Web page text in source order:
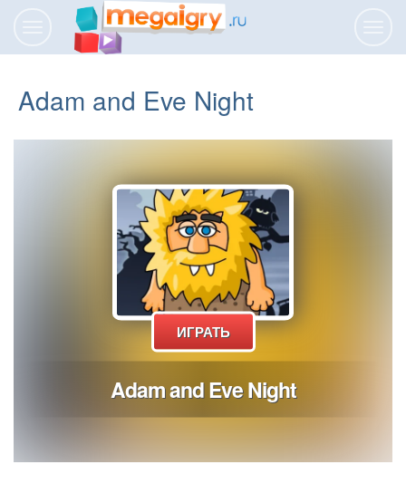
Переключить
навигацию
Adam and Eve Night